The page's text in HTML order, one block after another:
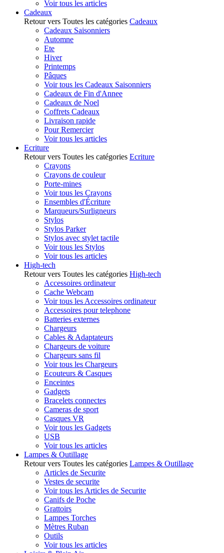
Voir tous les articles
Cadeaux
Retour vers Toutes les catégories Cadeaux
Cadeaux Saisonniers
Automne
Ete
Hiver
Printemps
Pâques
Voir tous les Cadeaux Saisonniers
Cadeaux de Fin d'Annee
Cadeaux de Noel
Coffrets Cadeaux
Livraison rapide
Pour Remercier
Voir tous les articles
Ecriture
Retour vers Toutes les catégories Ecriture
Crayons
Crayons de couleur
Porte-mines
Voir tous les Crayons
Ensembles d'Écriture
Marqueurs/Surligneurs
Stylos
Stylos Parker
Stylos avec stylet tactile
Voir tous les Stylos
Voir tous les articles
High-tech
Retour vers Toutes les catégories High-tech
Accessoires ordinateur
Cache Webcam
Voir tous les Accessoires ordinateur
Accessoires pour telephone
Batteries externes
Chargeurs
Cables & Adaptateurs
Chargeurs de voiture
Chargeurs sans fil
Voir tous les Chargeurs
Ecouteurs & Casques
Enceintes
Gadgets
Bracelets connectes
Cameras de sport
Casques VR
Voir tous les Gadgets
USB
Voir tous les articles
Lampes & Outillage
Retour vers Toutes les catégories Lampes & Outillage
Articles de Securite
Vestes de securite
Voir tous les Articles de Securite
Canifs de Poche
Grattoirs
Lampes Torches
Mètres Ruban
Outils
Voir tous les articles